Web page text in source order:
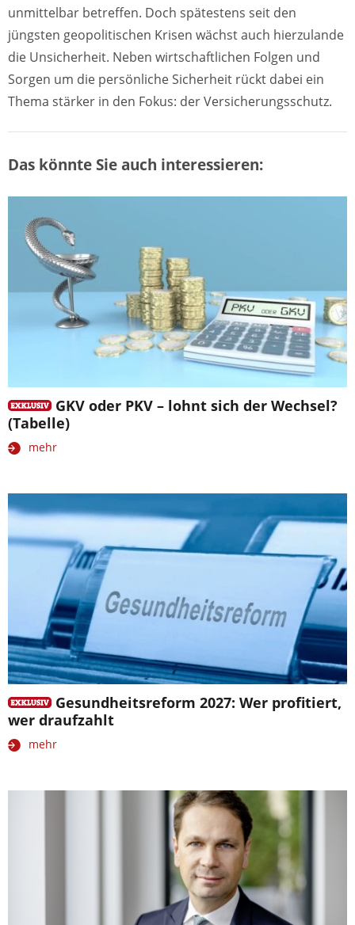
unmittelbar betreffen. Doch spätestens seit den
jüngsten geopolitischen Krisen wächst auch hierzulande
die Unsicherheit. Neben wirtschaftlichen Folgen und
Sorgen um die persönliche Sicherheit rückt dabei ein
Thema stärker in den Fokus: der Versicherungsschutz.
Das könnte Sie auch interessieren:
GKV oder PKV – lohnt sich der Wechsel?
(Tabelle)
mehr
Gesundheitsreform 2027: Wer profitiert,
wer draufzahlt
mehr